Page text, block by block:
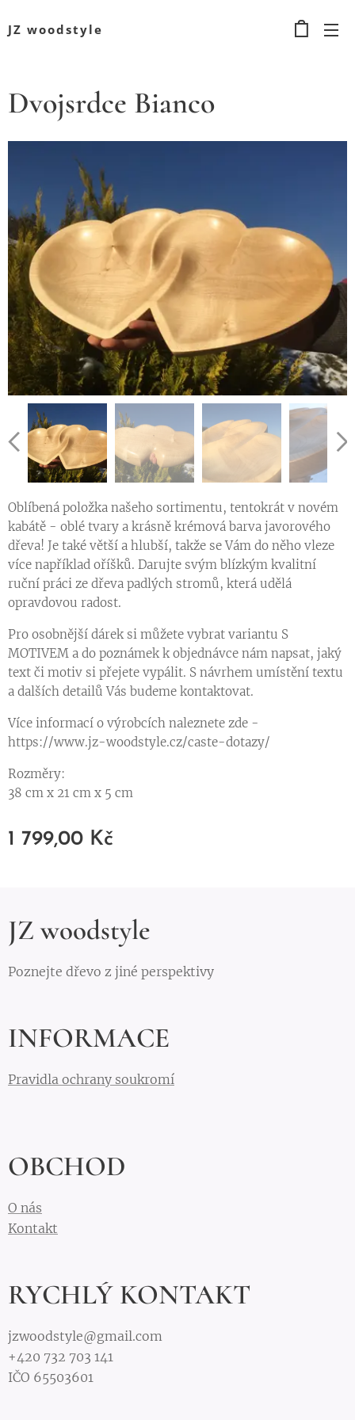
JZ woodstyle
Dvojsrdce Bianco
Oblíbená položka našeho sortimentu, tentokrát v novém
kabátě - oblé tvary a krásně krémová barva javorového
dřeva! Je také větší a hlubší, takže se Vám do něho vleze
více například oříšků. Darujte svým blízkým kvalitní
ruční práci ze dřeva padlých stromů, která udělá
opravdovou radost.
Pro osobnější dárek si můžete vybrat variantu S
MOTIVEM a do poznámek k objednávce nám napsat, jaký
text či motiv si přejete vypálit. S návrhem umístění textu
a dalších detailů Vás budeme kontaktovat.
Více informací o výrobcích naleznete zde -
https://www.jz-woodstyle.cz/caste-dotazy/
Rozměry:
38 cm x 21 cm x 5 cm
1 799,00 Kč
JZ woodstyle
Poznejte dřevo z jiné perspektivy
INFORMACE
Pravidla ochrany soukromí
OBCHOD
O nás
Kontakt
RYCHLÝ KONTAKT
jzwoodstyle@gmail.com
+420 732 703 141
IČO 65503601